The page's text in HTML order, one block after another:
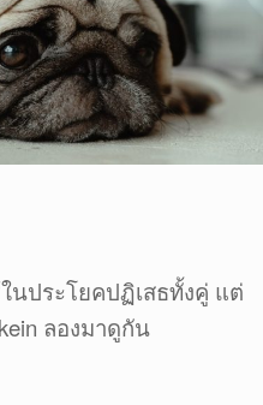
นประโยคปฏิเสธทั้งคู่ แต่
ลองมาดูกัน